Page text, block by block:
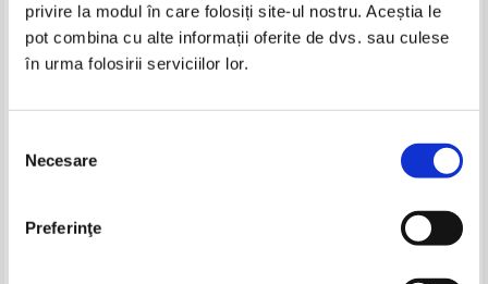
privire la modul în care folosiți site-ul nostru. Aceștia le
pot combina cu alte informații oferite de dvs. sau culese
în urma folosirii serviciilor lor.
consimțământului
Necesare
Preferinţe
Pret: 16,00Lei 6,40 Lei
Adaugă în coș
Pret:10,00Lei 4,00 Lei
Adaugă în coș